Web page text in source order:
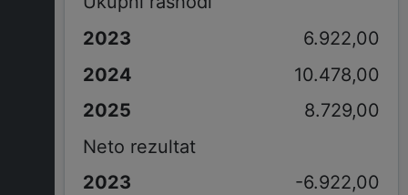
6.922,00
10.478,00
8.729,00
Neto rezultat
-6.922,00